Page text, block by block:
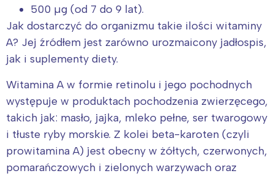
500 µg (od 7 do 9 lat).
Jak dostarczyć do organizmu takie ilości witaminy
A? Jej źródłem jest zarówno urozmaicony jadłospis,
jak i suplementy diety.
Witamina A w formie retinolu i jego pochodnych
występuje w produktach pochodzenia zwierzęcego,
takich jak: masło, jajka, mleko pełne, ser twarogowy
i tłuste ryby morskie. Z kolei beta-karoten (czyli
prowitamina A) jest obecny w żółtych, czerwonych,
pomarańczowych i zielonych warzywach oraz